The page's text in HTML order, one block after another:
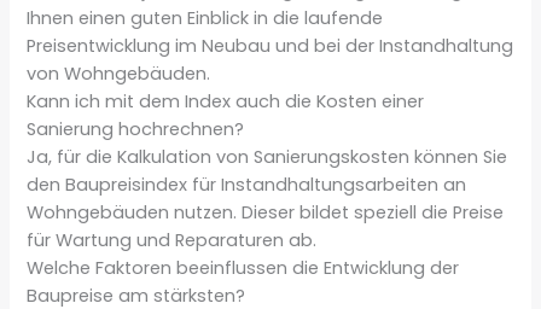
Ihnen einen guten Einblick in die laufende
Preisentwicklung im Neubau und bei der Instandhaltung
von Wohngebäuden.
Kann ich mit dem Index auch die Kosten einer
Sanierung hochrechnen?
Ja, für die Kalkulation von Sanierungskosten können Sie
den Baupreisindex für Instandhaltungsarbeiten an
Wohngebäuden nutzen. Dieser bildet speziell die Preise
für Wartung und Reparaturen ab.
Welche Faktoren beeinflussen die Entwicklung der
Baupreise am stärksten?